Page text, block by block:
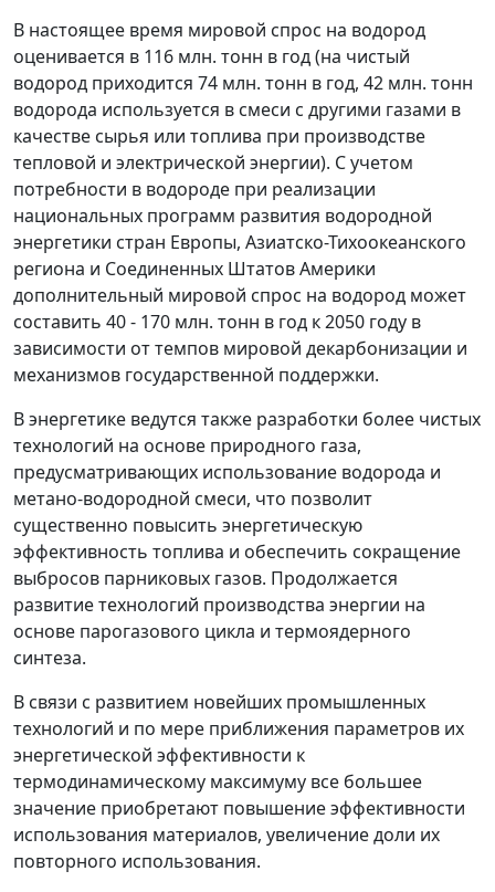
В настоящее время мировой спрос на водород
оценивается в 116 млн. тонн в год (на чистый
водород приходится 74 млн. тонн в год, 42 млн. тонн
водорода используется в смеси с другими газами в
качестве сырья или топлива при производстве
тепловой и электрической энергии). С учетом
потребности в водороде при реализации
национальных программ развития водородной
энергетики стран Европы, Азиатско-Тихоокеанского
региона и Соединенных Штатов Америки
дополнительный мировой спрос на водород может
составить 40 - 170 млн. тонн в год к 2050 году в
зависимости от темпов мировой декарбонизации и
механизмов государственной поддержки.
В энергетике ведутся также разработки более чистых
технологий на основе природного газа,
предусматривающих использование водорода и
метано-водородной смеси, что позволит
существенно повысить энергетическую
эффективность топлива и обеспечить сокращение
выбросов парниковых газов. Продолжается
развитие технологий производства энергии на
основе парогазового цикла и термоядерного
синтеза.
В связи с развитием новейших промышленных
технологий и по мере приближения параметров их
энергетической эффективности к
термодинамическому максимуму все большее
значение приобретают повышение эффективности
использования материалов, увеличение доли их
повторного использования.